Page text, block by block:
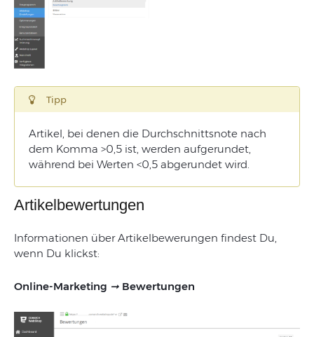
Tipp
Artikel, bei denen die Durchschnittsnote nach
dem Komma >0,5 ist, werden aufgerundet,
während bei Werten <0,5 abgerundet wird.
Artikelbewertungen
Informationen über Artikelbewerungen findest Du,
wenn Du klickst:
Online-Marketing ➞ Bewertungen